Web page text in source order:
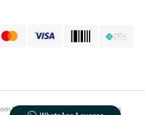
Todos os diretitos reservados
Fale com a LIA